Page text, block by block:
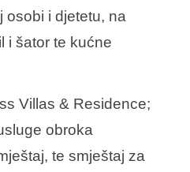
osobi i djetetu, na
i šator te kućne
Villas & Residence;
obroka
te smještaj za